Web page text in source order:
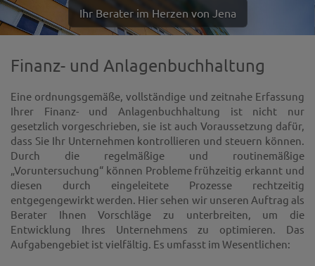
Ihr Berater im Herzen von Jena
Finanz- und Anlagenbuchhaltung
Eine ordnungsgemäße, vollständige und zeitnahe Erfassung
Ihrer Finanz- und Anlagenbuchhaltung ist nicht nur
gesetzlich vorgeschrieben, sie ist auch Voraussetzung dafür,
dass Sie Ihr Unternehmen kontrollieren und steuern können.
Durch die regelmäßige und routinemäßige
„Voruntersuchung“ können Probleme frühzeitig erkannt und
diesen durch eingeleitete Prozesse rechtzeitig
entgegengewirkt werden. Hier sehen wir unseren Auftrag als
Berater Ihnen Vorschläge zu unterbreiten, um die
Entwicklung Ihres Unternehmens zu optimieren. Das
Aufgabengebiet ist vielfältig. Es umfasst im Wesentlichen: